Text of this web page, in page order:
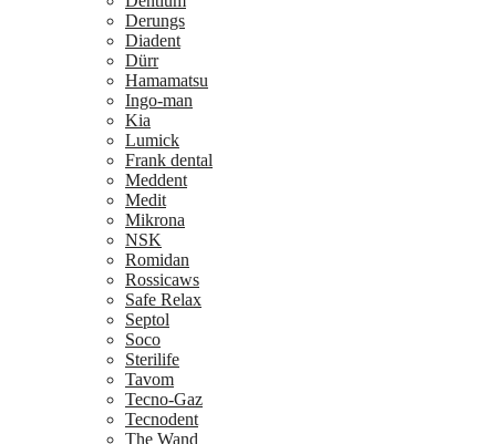
Derungs
Diadent
Dürr
Hamamatsu
Ingo-man
Kia
Lumick
Frank dental
Meddent
Medit
Mikrona
NSK
Romidan
Rossicaws
Safe Relax
Septol
Soco
Sterilife
Tavom
Tecno-Gaz
Tecnodent
The Wand